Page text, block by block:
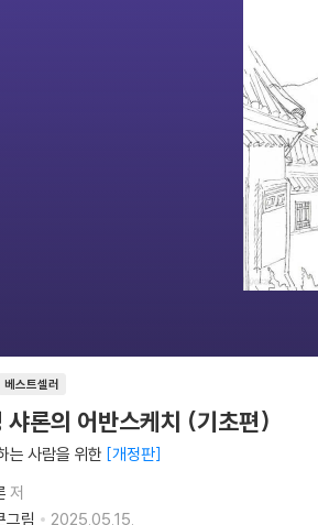
베스트셀러
샤론의 어반스케치 (기초편)
는 사람을 위한 개정판
저
그림
2025.05.15.